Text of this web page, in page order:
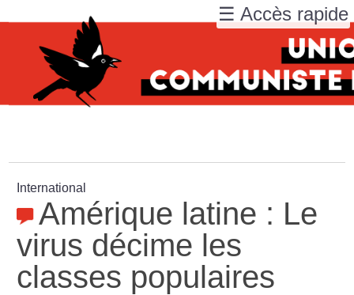
International
Amérique latine : Le
virus décime les
classes populaires
☰ Accès rapide